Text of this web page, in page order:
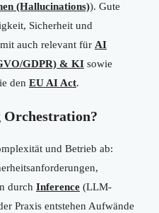
(Hallucinations)). Gute
Sicherheit und
auch relevant für AI
GDPR) & KI sowie
den EU AI Act.
Orchestration?
und Betrieb ab:
durch Inference (LLM-
Praxis entstehen Aufwände